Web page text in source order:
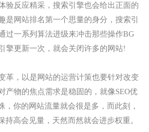
反应精采，搜索引擎也会给出正面的
是网站排名第一个思量的身分，搜索引
过一系列算法进级来冲击那些操作BG
擎更新一次，就会关闭许多的网站!
，以是网站的运营计策也要针对改变
产物的焦点需求是稳固的，就像SEO优
，你的网站流量就会很是多，而此刻，
高会见量，天然而然就会进步权重。